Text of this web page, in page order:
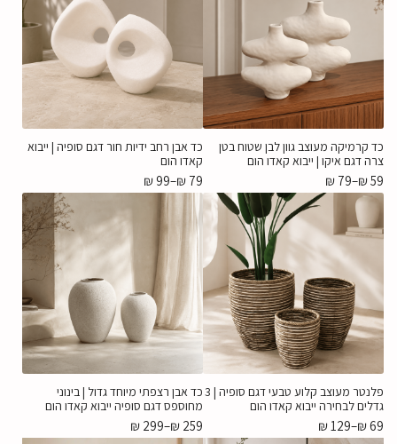
כד קרמיקה מעוצב גוון לבן שטוח בטן
צרה דגם איקו | ייבוא קאדו הום
₪59
–
₪ 79
כד אבן רחב ידיות חור דגם סופיה | ייבוא
קאדו הום
₪ 79
–
₪99
פלנטר מעוצב קלוע טבעי דגם סופיה | 3
גדלים לבחירה ייבוא קאדו הום
₪69
–
₪129
כד אבן רצפתי מיוחד גדול | בינוני
מחוספס דגם סופיה ייבוא קאדו הום
₪ 259
–
₪ 299